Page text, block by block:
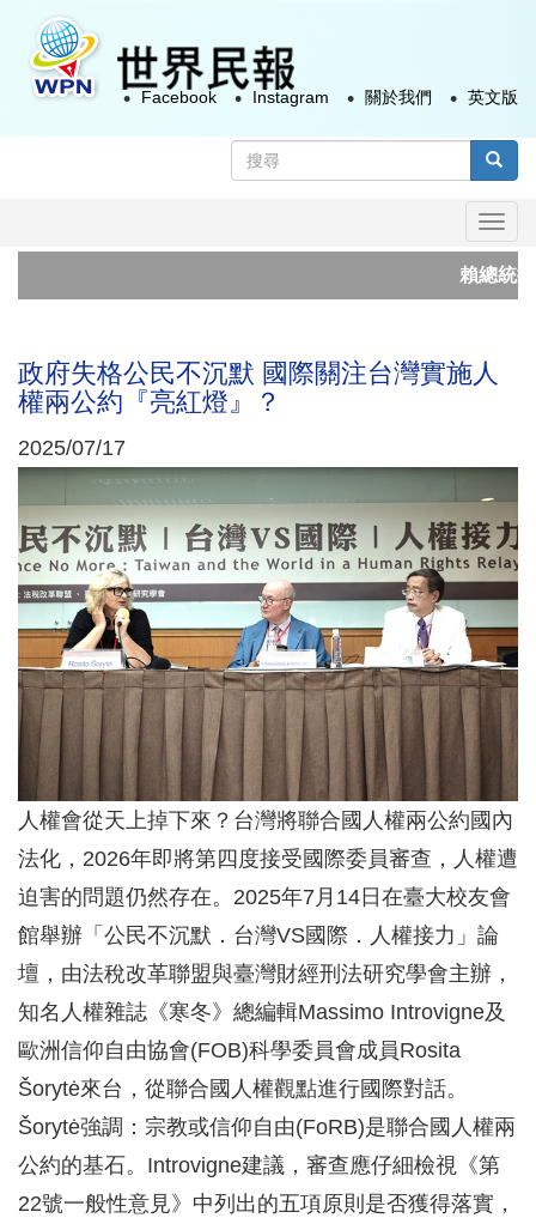
容
搜
尋
Facebook Instagram 關於我們 英文版
賴總統接見「凱達格
政府失格公民不沉默 國際關注台灣實施人
權兩公約『亮紅燈』？
2025/07/17
人權會從天上掉下來？台灣將聯合國人權兩公約國內
法化，2026年即將第四度接受國際委員審查，人權遭
迫害的問題仍然存在。2025年7月14日在臺大校友會
館舉辦「公民不沉默．台灣VS國際．人權接力」論
壇，由法稅改革聯盟與臺灣財經刑法研究學會主辦，
知名人權雜誌《寒冬》總編輯Massimo Introvigne及
歐洲信仰自由協會(FOB)科學委員會成員Rosita
Šorytė來台，從聯合國人權觀點進行國際對話。
Šorytė強調：宗教或信仰自由(FoRB)是聯合國人權兩
公約的基石。Introvigne建議，審查應仔細檢視《第
22號一般性意見》中列出的五項原則是否獲得落實，